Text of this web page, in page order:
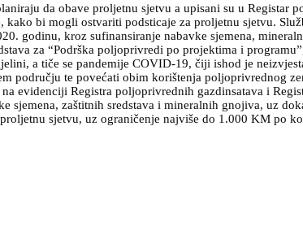
da obave proljetnu sjetvu a upisani su u Registar
bi mogli ostvariti podsticaje za proljetnu sjetvu.
godinu, kroz sufinansiranje nabavke sjemena,
za “Podrška poljoprivredi po projektima i
a tiče se pandemije COVID-19, čiji ishod je
području te povećati obim korištenja poljoprivrednog
evidenciji Registra poljoprivrednih gazdinsatava i
zaštitnih sredstava i mineralnih gnojiva, uz
sjetvu, uz ograničenje najviše do 1.000 KM po